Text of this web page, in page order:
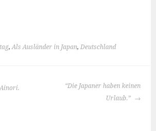
,Als Ausländer in Japan, Deutschland
“Die Japaner haben keinen
Urlaub.”